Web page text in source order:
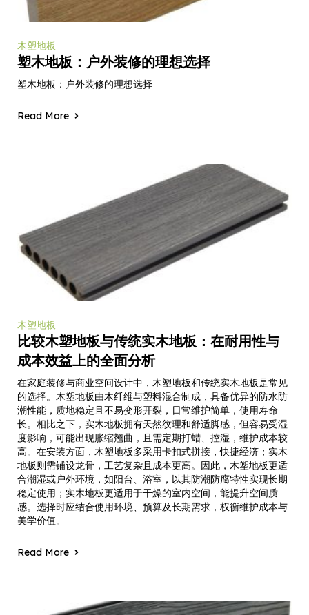
木塑地板
塑木地板：户外装修的理想选择
塑木地板：户外装修的理想选择
Read More
木塑地板
比较木塑地板与传统实木地板：在耐用性与
成本效益上的全面分析
在家庭装修与商业空间设计中，木塑地板和传统实木地板是常见
的选择。木塑地板由木纤维与塑料混合制成，具备优异的防水防
潮性能，质地稳定且不易变形开裂，日常维护简单，使用寿命
长。相比之下，实木地板拥有天然纹理和舒适脚感，但容易受湿
度影响，可能出现胀缩翘曲，且需定期打蜡、控湿，维护成本较
高。在安装方面，木塑地板多采用卡扣式拼接，快捷经济；实木
地板则需铺设龙骨，工艺复杂且成本更高。因此，木塑地板更适
合潮湿或户外环境，如阳台、浴室，以其防潮防腐特性实现长期
稳定使用；实木地板更适用于干燥的室内空间，能提升空间质
感。选择时应结合使用环境、预算及长期需求，权衡维护成本与
美学价值。
Read More